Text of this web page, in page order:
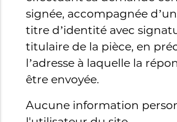
signée, accompagnée
titre d’identité avec
titulaire de la pièce, en
l’adresse à laquelle la
être envoyée.
Aucune information